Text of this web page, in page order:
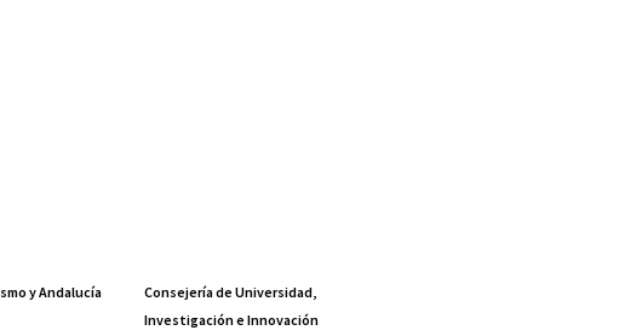
y Andalucía
Consejería de Universidad,
Investigación e Innovación